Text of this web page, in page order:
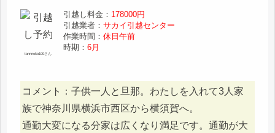
tannnoko100さん
引越し料金： 178000円
引越業者：サカイ引越センター
作業時間：休日午前
時期：6月
コメント：子供一人と旦那。わたしを入れて3人家
族で神奈川県横浜市西区から横須賀へ。
通勤大変になる分家は広くなり満足です。通勤が大